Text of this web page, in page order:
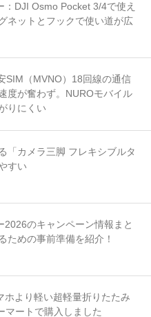
：DJI Osmo Pocket 3/4で使え
ネットとフックで使い道が広
SIM（MVNO）18回線の通信
が奮わず。NUROモバイル
りにくい
「カメラ三脚 フレキシブルタ
すい
2026のキャンペーン情報まと
ための事前準備を紹介！
ホより軽い超軽量折りたたみ
マートで購入しました